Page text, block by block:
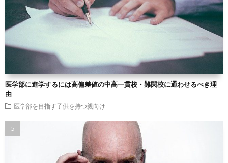
医学部に進学するには高偏差値の中高一貫校・難関校に通わせるべき理
由
医学部を目指す子供を持つ親向け